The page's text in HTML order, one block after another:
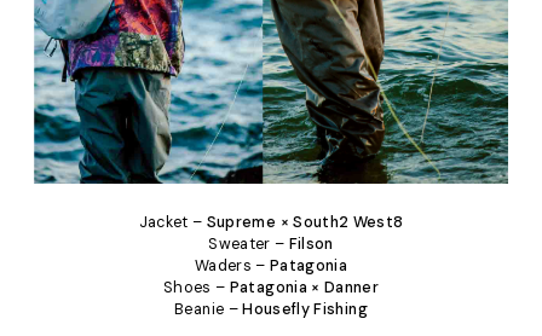
Jacket – Supreme × South2 West8
Sweater – Filson
Waders – Patagonia
Shoes – Patagonia × Danner
Beanie –Housefly Fishing